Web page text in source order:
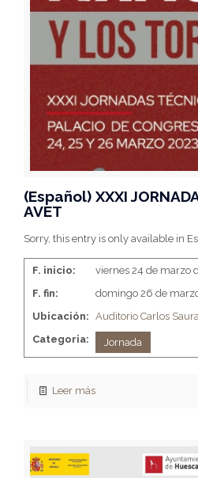
(Español) XXXI
AVET
Sorry, this entry is only available in
F. inicio:
viernes 24 de marzo
F. fin:
domingo 26 de
Ubicación: Auditorio Carlos Saura
Categoria:
Jornada
Leer más